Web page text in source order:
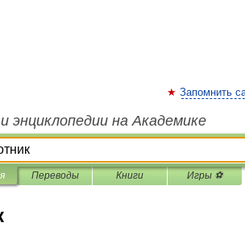
Запомнить
энциклопедии на Академике
Переводы Книги Игры ⚽